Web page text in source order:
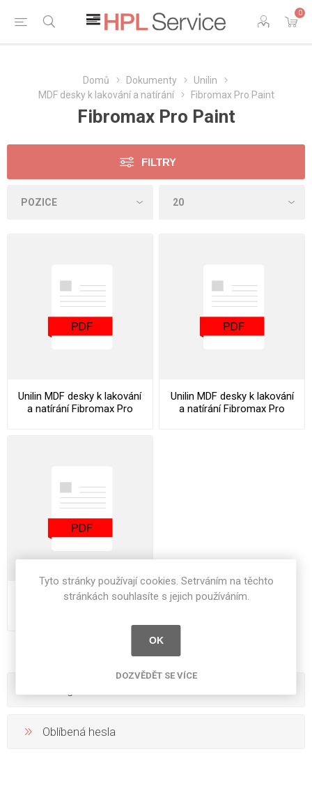
0
Domů Dokumenty
Unilin
MDF desky k lakování a natírání
Fibromax Pro Paint
Fibromax Pro Paint
FILTRY
Unilin MDF desky k lakování
a natírání Fibromax Pro
Unilin MDF desky k lakování
a natírání Fibromax Pro
Unilin MDF desky k lakování
Oblíbená hesla
Tyto stránky používají cookies. Setrváním na těchto
stránkách souhlasíte s jejich používáním.
OK
DOZVĚDĚT SE VÍCE